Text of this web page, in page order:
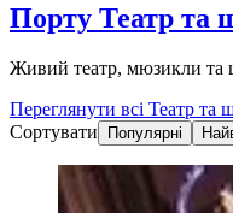
Порту Театр та
Живий театр, мюзикли та
Переглянути всі Театр та
Сортувати
Популярні